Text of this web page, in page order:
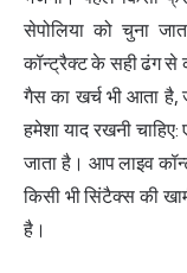
सेपोलिया को चुना
कॉन्ट्रैक्ट के सही ढंग से
गैस का खर्च भी आता है,
हमेशा याद रखनी चाहिए:
जाता है। आप लाइव
किसी भी सिंटैक्स की
है।